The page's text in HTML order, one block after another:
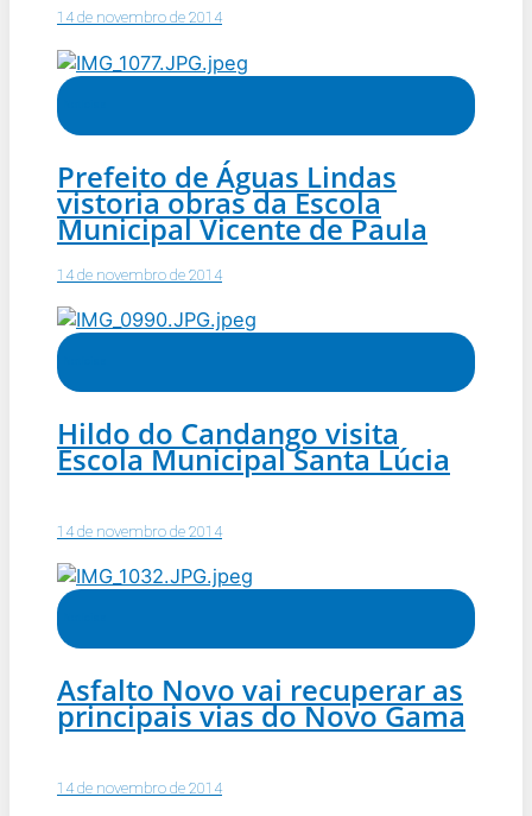
14 de novembro de 2014
Prefeito de Águas Lindas
vistoria obras da Escola
Municipal Vicente de Paula
14 de novembro de 2014
Hildo do Candango visita
Escola Municipal Santa Lúcia
14 de novembro de 2014
Asfalto Novo vai recuperar as
principais vias do Novo Gama
14 de novembro de 2014